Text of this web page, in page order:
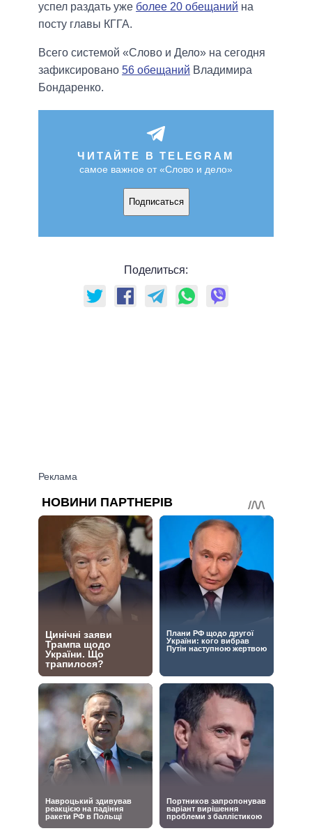
успел раздать уже более 20 обещаний на
посту главы КГГА.
Всего системой «Слово и Дело» на сегодня
зафиксировано 56 обещаний Владимира
Бондаренко.
ЧИТАЙТЕ В TELEGRAM
самое важное от «Слово и дело»
Подписаться
Поделиться: